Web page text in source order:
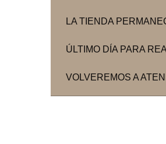
LA TIENDA
ÚLTIMO DÍA PARA
VOLVEREMOS A